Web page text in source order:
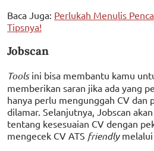
Baca Juga: Perlukah Menulis
Tipsnya!
Jobscan
Toolsini bisa membantu kamu
memberikan saran jika ada yang
hanya perlu mengunggah CV dan
dilamar. Selanjutnya, Jobscan
tentang kesesuaian CV dengan
mengecek CV ATS friendly